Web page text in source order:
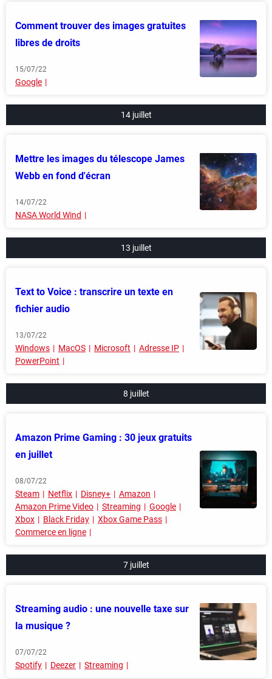
Comment trouver des images gratuites
libres de droits
15/07/22
Google
14 juillet
Mettre les images du télescope James
Webb en fond d'écran
14/07/22
NASA World Wind
13 juillet
Text to Voice : transcrire un texte en
fichier audio
13/07/22
Windows MacOS Microsoft
Adresse IP
PowerPoint
8 juillet
Amazon Prime Gaming : 30 jeux gratuits
en juillet
08/07/22
Steam Netflix Disney+
Amazon
Amazon Prime Video
Streaming
Google
Xbox
Black Friday
Xbox Game Pass
Commerce en ligne
7 juillet
Streaming audio : une nouvelle taxe sur
la musique ?
07/07/22
Spotify Deezer Streaming